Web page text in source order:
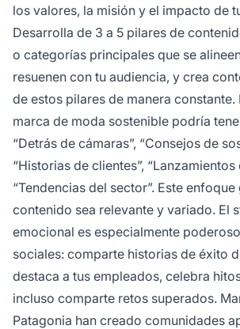
los valores, la misión y el impacto de
Desarrolla de 3 a 5 pilares de
o categorías principales que se
resuenen con tu audiencia, y crea
de estos pilares de manera constante.
marca de moda sostenible podría
“Detrás de cámaras”, “Consejos de
“Historias de clientes”,
“Tendencias del sector”. Este
contenido sea relevante y variado. El
emocional es especialmente
sociales: comparte historias de éxito
destaca a tus empleados, celebra
incluso comparte retos superados.
Patagonia han creado comunidades